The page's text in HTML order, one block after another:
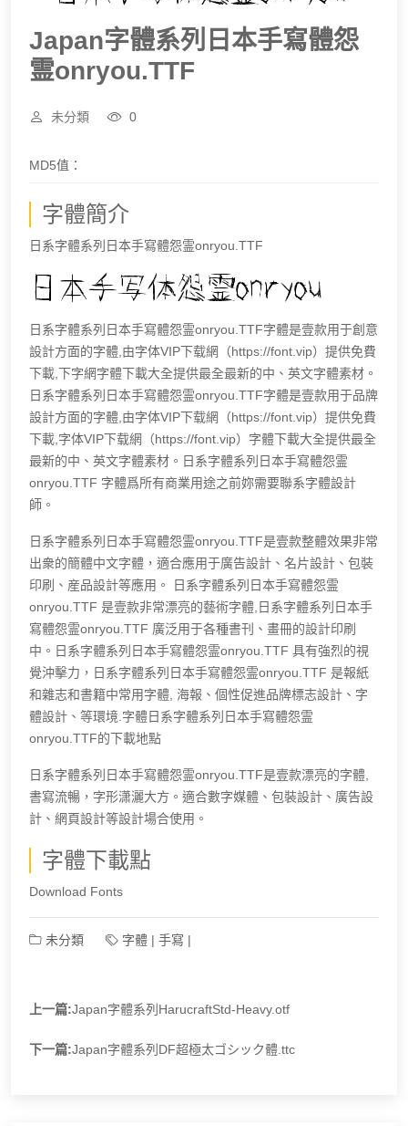
Japan字體系列日本手寫體怨
霊onryou.TTF
未分類 0
MD5值：
字體簡介
日系字體系列日本手寫體怨霊onryou.TTF
日系字體系列日本手寫體怨霊onryou.TTF字體是壹款用于創意
設計方面的字體,由字体VIP下载網（https://font.vip）提供免費
下載,下字網字體下載大全提供最全最新的中、英文字體素材。
日系字體系列日本手寫體怨霊onryou.TTF字體是壹款用于品牌
設計方面的字體,由字体VIP下载網（https://font.vip）提供免費
下載,字体VIP下载網（https://font.vip）字體下載大全提供最全
最新的中、英文字體素材。日系字體系列日本手寫體怨霊
onryou.TTF 字體爲所有商業用途之前妳需要聯系字體設計
師。
日系字體系列日本手寫體怨霊onryou.TTF是壹款整體效果非常
出衆的簡體中文字體，適合應用于廣告設計、名片設計、包裝
印刷、産品設計等應用。 日系字體系列日本手寫體怨霊
onryou.TTF 是壹款非常漂亮的藝術字體,日系字體系列日本手
寫體怨霊onryou.TTF 廣泛用于各種書刊、畫冊的設計印刷
中。日系字體系列日本手寫體怨霊onryou.TTF 具有強烈的視
覺沖擊力，日系字體系列日本手寫體怨霊onryou.TTF 是報紙
和雜志和書籍中常用字體, 海報、個性促進品牌標志設計、字
體設計、等環境.字體日系字體系列日本手寫體怨霊
onryou.TTF的下載地點
日系字體系列日本手寫體怨霊onryou.TTF是壹款漂亮的字體,
書寫流暢，字形潇灑大方。適合數字媒體、包裝設計、廣告設
計、網頁設計等設計場合使用。
字體下載點
Download Fonts
未分類 字體 | 手寫 |
上一篇:Japan字體系列HarucraftStd-Heavy.otf
下一篇:Japan字體系列DF超極太ゴシック體.ttc